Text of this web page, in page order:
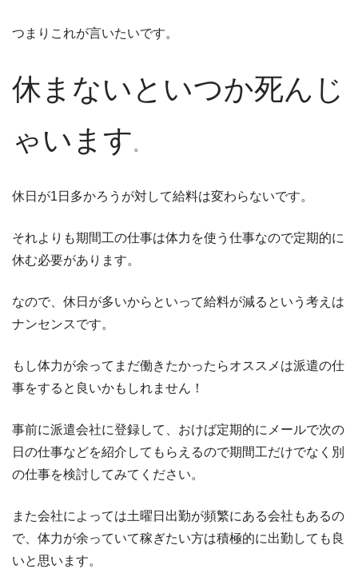
つまりこれが言いたいです。
休まないといつか死んじ
ゃいます 。
休日が1日多かろうが対して給料は変わらないです。
それよりも期間工の仕事は体力を使う仕事なので定期的に
休む必要があります。
なので、休日が多いからといって給料が減るという考えは
ナンセンスです。
もし体力が余ってまだ働きたかったらオススメは派遣の仕
事をすると良いかもしれません！
事前に派遣会社に登録して、おけば定期的にメールで次の
日の仕事などを紹介してもらえるので期間工だけでなく別
の仕事を検討してみてください。
また会社によっては土曜日出勤が頻繁にある会社もあるの
で、体力が余っていて稼ぎたい方は積極的に出勤しても良
いと思います。